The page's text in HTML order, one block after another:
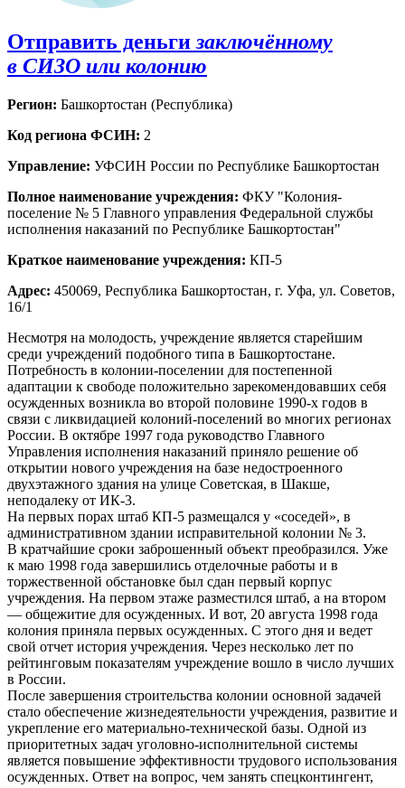
Отправить деньги заключённому
в СИЗО или колонию
Регион: Башкортостан (Республика)
Код региона ФСИН: 2
Управление: УФСИН России по Республике Башкортостан
Полное наименование учреждения: ФКУ "Колония-
поселение № 5 Главного управления Федеральной службы
исполнения наказаний по Республике Башкортостан"
Краткое наименование учреждения: КП-5
Адрес: 450069, Республика Башкортостан, г. Уфа, ул. Советов,
16/1
Несмотря на молодость, учреждение является старейшим
среди учреждений подобного типа в Башкортостане.
Потребность в колонии-поселении для постепенной
адаптации к свободе положительно зарекомендовавших себя
осужденных возникла во второй половине 1990-х годов в
связи с ликвидацией колоний-поселений во многих регионах
России. В октябре 1997 года руководство Главного
Управления исполнения наказаний приняло решение об
открытии нового учреждения на базе недостроенного
двухэтажного здания на улице Советская, в Шакше,
неподалеку от ИК-3.
На первых порах штаб КП-5 размещался у «соседей», в
административном здании исправительной колонии № 3.
В кратчайшие сроки заброшенный объект преобразился. Уже
к маю 1998 года завершились отделочные работы и в
торжественной обстановке был сдан первый корпус
учреждения. На первом этаже разместился штаб, а на втором
— общежитие для осужденных. И вот, 20 августа 1998 года
колония приняла первых осужденных. С этого дня и ведет
свой отчет история учреждения. Через несколько лет по
рейтинговым показателям учреждение вошло в число лучших
в России.
После завершения строительства колонии основной задачей
стало обеспечение жизнедеятельности учреждения, развитие и
укрепление его материально-технической базы. Одной из
приоритетных задач уголовно-исполнительной системы
является повышение эффективности трудового использования
осужденных. Ответ на вопрос, чем занять спецконтингент,